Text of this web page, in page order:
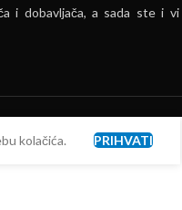
i dobavljača, a sada ste i
kolačića. PRIHVATI